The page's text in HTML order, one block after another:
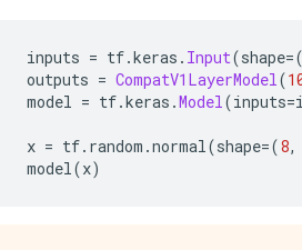
inputs = tf.keras . Input(shape=(
outputs = CompatV1LayerModel(
model = tf.keras .Model(inputs=
x = tf. random .normal(shape=(8,
model(x)